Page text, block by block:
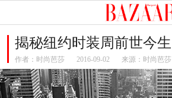
揭秘纽约时装周前世今生
作者： 时尚芭莎 2016-09-02 来源：时尚芭莎